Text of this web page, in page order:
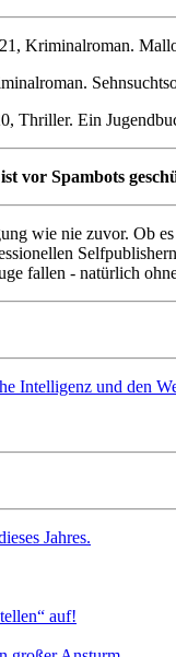
Kriminalroman.
Thriller. Ein
vor Spambots
wie nie zuvor. Ob
fallen - natürlich
Intelligenz und den
Jahres.
auf!